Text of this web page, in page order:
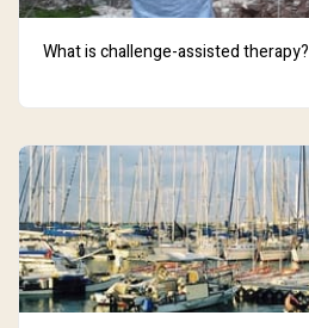
What is challenge-assisted therapy?